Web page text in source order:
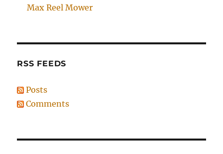
Max Reel Mower
RSS FEEDS
Posts
Comments